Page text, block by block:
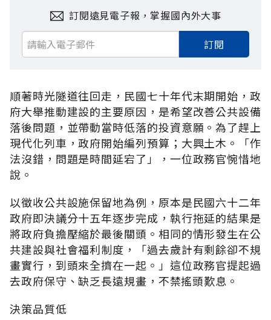
訂閱遠見電子報，掌握國內外大事
訂閱
順著時光隧道往回走，民國七十年代末期開始，政
府大舉推動建設的主要原因，是希望改善公共設備
落後問題，並帶動當時低落的投資意願。為了趕上
現代化列車，政府開始編列預算；大興土木。「作
法沒錯，問題是時間延宕了」，一位政務官惋惜地
說。
以徵收公共設施保留地為例，原本是民國六十二年
政府即決議分十五年逐步完成，執行拖延的結果是
將政府負擔壓縮於最後關頭。相同的情形發生在公
共建設與社會福利制度，「過去歲計有剩餘卻不規
畫實行，到頭來全擠在一起。」這位政務官提起過
去政府保守、缺乏長遠規畫，不禁搖頭歎息。
決策品質低